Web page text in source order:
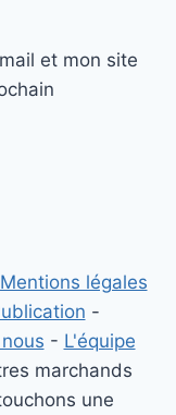
et mon site
Mentions légales
-
- L'équipe
marchands
une